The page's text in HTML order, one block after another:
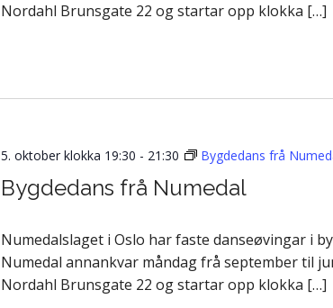
Nordahl Brunsgate 22 og startar opp klokka […]
Bygdedans frå Numedal
5. oktober klokka 19:30 - 21:30 Bygdedans frå
Numedalslaget i Oslo har faste danseøvingar i
Numedal annankvar måndag frå september til
Nordahl Brunsgate 22 og startar opp klokka […]